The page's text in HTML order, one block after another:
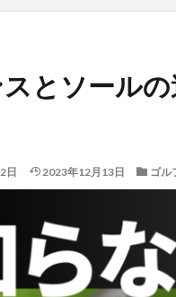
とソール
日 2023年12月13日 ゴル